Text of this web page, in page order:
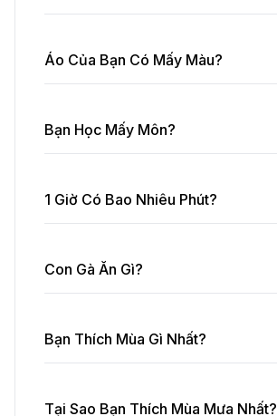
Áo Của Bạn Có Mấy Màu?
Bạn Học Mấy Môn?
1 Giờ Có Bao Nhiêu Phút?
Con Gà Ăn Gì?
Bạn Thích Mùa Gì Nhất?
Tại Sao Bạn Thích Mùa Mưa Nhất?